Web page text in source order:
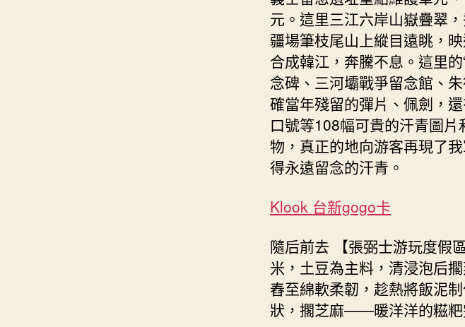
元。這里三江六岸山嶽疊翠
疆場筆枝尾山上縱目遠眺，
合成韓江，奔騰不息。這里
念碑、三河壩戰爭留念館、
確當年殘留的彈片、佩劍，
口號等108幅可貴的汗青圖片
物，真正的地向游客再現了
得永遠留念的汗青。
Klook 台新gogo卡
隨后前去 【張弼士游玩度假
米，土豆為主料，清浸泡后
舂至綿軟柔韌，趁熱將飯泥
狀，擱芝麻——暖洋洋的糍粑